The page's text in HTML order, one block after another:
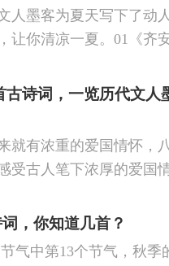
人墨客为夏天写下了动
让你清凉一夏。01《齐
鸳鸯相对浴红衣。
古诗词，一览历代文人
就有浓重的爱国情怀，
受古人笔下浓厚的爱国情
营。八百里分麾下炙，五
，你知道几首？
气中第13个节气，秋季